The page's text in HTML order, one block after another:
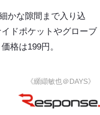
かな隙間まで入り込
ドポケットやグローブ
格は199円。
《纐纈敏也＠DAYS》